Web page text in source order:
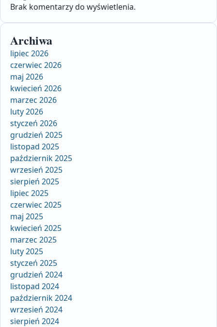
Brak komentarzy do wyświetlenia.
Archiwa
lipiec 2026
czerwiec 2026
maj 2026
kwiecień 2026
marzec 2026
luty 2026
styczeń 2026
grudzień 2025
listopad 2025
październik 2025
wrzesień 2025
sierpień 2025
lipiec 2025
czerwiec 2025
maj 2025
kwiecień 2025
marzec 2025
luty 2025
styczeń 2025
grudzień 2024
listopad 2024
październik 2024
wrzesień 2024
sierpień 2024